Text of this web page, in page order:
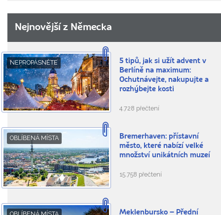
Nejnovější z Německa
NEPROPÁSNĚTE
5 tipů, jak si užít advent v
Berlíně na maximum:
Ochutnávejte, nakupujte a
rozhýbejte kosti
4.728 přečtení
OBLÍBENÁ MÍSTA
Bremerhaven: přístavní
město, které nabízí velké
množství unikátních muzeí
15.758 přečtení
Meklenbursko – Přední